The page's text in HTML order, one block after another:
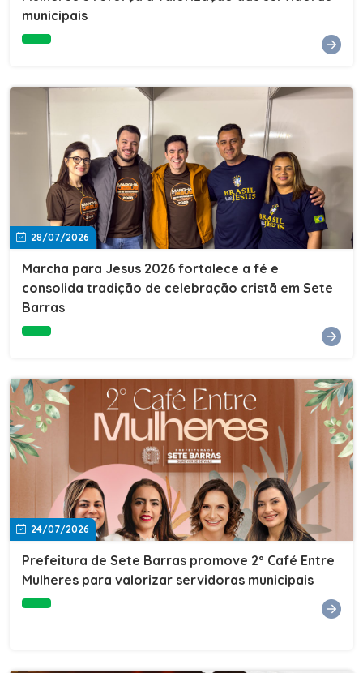
Cultura, Esporte e Lazer, Paulo Thomas, prestigiou os
compromisso da nossa gestão com a inclusão,
oferecendo a jovens e adultos a oportunidade de
concluir seus estudos e construir um futuro melhor.
Cada certificado entregue simboliza esforço,
determinação e a certeza de que investir em educação
é investir no desenvolvimento de Sete Barras."A
Prefeitura de Sete Barras também agradeceu ao SESI,
parceiro fundamental na retomada e ampliação da
Educação de Jovens e Adultos, aos professores, à
equipe da Secretaria Municipal de Educação e a todos
os profissionais que contribuíram para que esse
importante projeto voltasse a transformar a vida de
municipais
28/07/2026
Marcha para Jesus 2026 fortalece a fé e
consolida tradição de celebração cristã em Sete
Barras
24/07/2026
Prefeitura de Sete Barras promove 2º Café Entre
Mulheres para valorizar servidoras municipais